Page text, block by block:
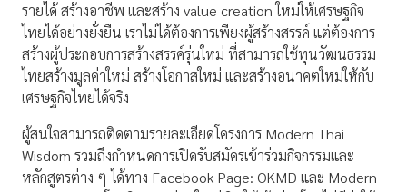
รายได้ สร้างอาชีพ และสร้าง value creation ใหม่ให้เศรษฐกิจ
ไทยได้อย่างยั่งยืน เราไม่ได้ต้องการเพียงผู้สร้างสรรค์ แต่ต้องการ
สร้างผู้ประกอบการสร้างสรรค์รุ่นใหม่ ที่สามารถใช้ทุนวัฒนธรรม
ไทยสร้างมูลค่าใหม่ สร้างโอกาสใหม่ และสร้างอนาคตใหม่ให้กับ
เศรษฐกิจไทยได้จริง
ผู้สนใจสามารถติดตามรายละเอียดโครงการ Modern Thai
Wisdom รวมถึงกำหนดการเปิดรับสมัครเข้าร่วมกิจกรรมและ
หลักสูตรต่าง ๆ ได้ทาง Facebook Page: OKMD และ Modern